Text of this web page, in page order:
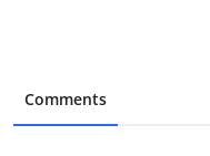
Comments